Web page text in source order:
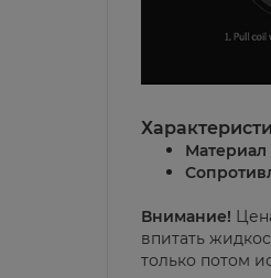
Материал
Внимание!
впитать
только потом